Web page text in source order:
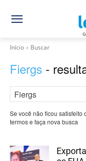
Início Buscar
Fiergs -
Se você não ficou satisfeito
termos e faça nova busca